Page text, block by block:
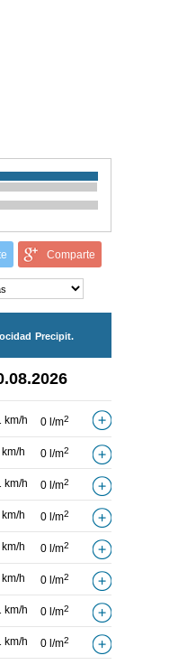
Comparte
Precipit.
km/h 0 l/m2
h 0 l/m2
km/h 0 l/m2
h 0 l/m2
h 0 l/m2
h 0 l/m2
km/h 0 l/m2
km/h 0 l/m2